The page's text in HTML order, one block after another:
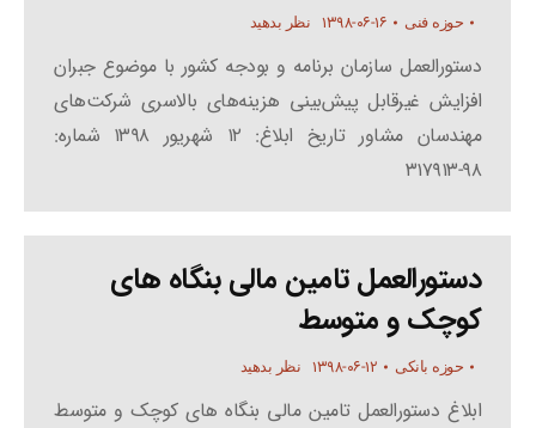
حوزه فنی ۱۳۹۸-۰۶-۱۶ نظر بدهید
دستورالعمل سازمان برنامه و بودجه کشور با موضوع جبران
افزایش غیرقابل پیش‌بینی هزینه‌های بالاسری شرکت‌های
مهندسان مشاور تاریخ ابلاغ: ۱۲ شهریور ۱۳۹۸ شماره:
۹۸-۳۱۷۹۱۳
دستورالعمل تامین مالی بنگاه های
کوچک و متوسط
حوزه بانکی ۱۳۹۸-۰۶-۱۲ نظر بدهید
ابلاغ دستورالعمل تامین مالی بنگاه های کوچک و متوسط